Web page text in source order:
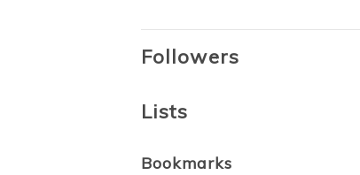
Followers
Lists
Bookmarks